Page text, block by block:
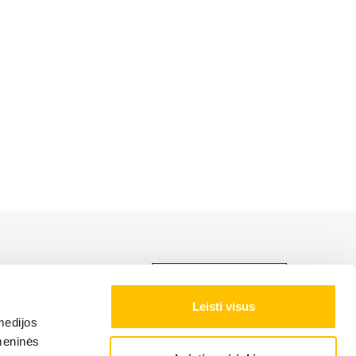
Leisti visus
NOTEIKUMI